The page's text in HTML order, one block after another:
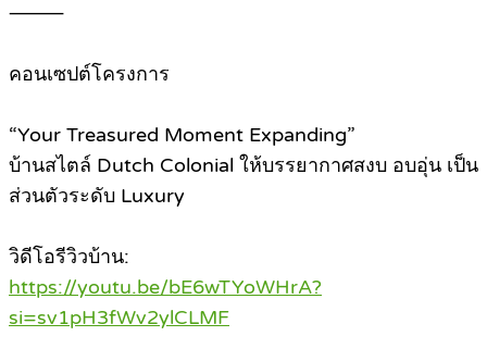
⸻
คอนเซปต์โครงการ
“Your Treasured Moment Expanding”
บ้านสไตล์ Dutch Colonial ให้บรรยากาศสงบ อบอุ่น เป็น
ส่วนตัวระดับ Luxury
วิดีโอรีวิวบ้าน:
https://youtu.be/bE6wTYoWHrA?
si=sv1pH3fWv2ylCLMF